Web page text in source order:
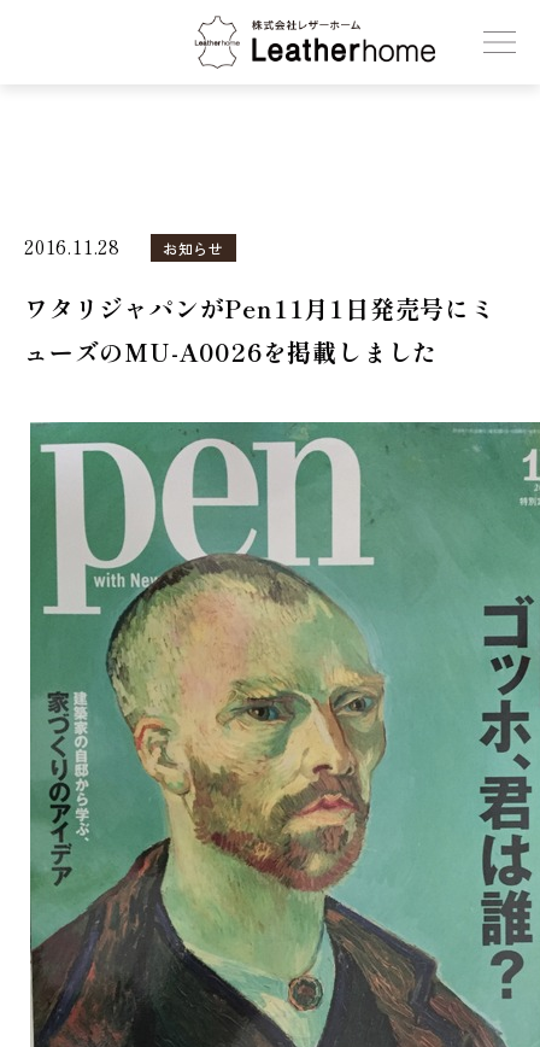
株式会社レザーホーム
2016.11.28 お知らせ
ワタリジャパンがPen11月1日発売号にミ
ューズのMU-A0026を掲載しました